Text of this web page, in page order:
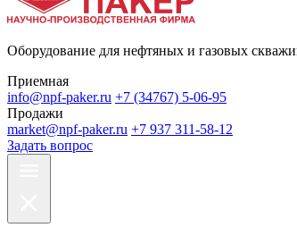
Оборудование для нефтяных и газовых
Приемная
info@npf-paker.ru +7 (34767) 5-06-95
Продажи
market@npf-paker.ru +7 937 311-58-12
Задать вопрос